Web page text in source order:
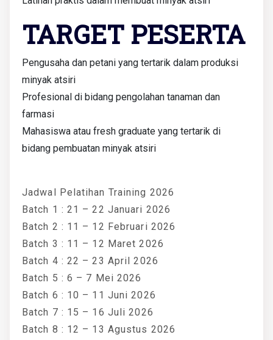
TARGET PESERTA
Pengusaha dan petani yang tertarik dalam produksi
minyak atsiri
Profesional di bidang pengolahan tanaman dan
farmasi
Mahasiswa atau fresh graduate yang tertarik di
bidang pembuatan minyak atsiri
Jadwal Pelatihan Training 2026
Batch 1 : 21 – 22 Januari 2026
Batch 2 : 11 – 12 Februari 2026
Batch 3 : 11 – 12 Maret 2026
Batch 4 : 22 – 23 April 2026
Batch 5 : 6 – 7 Mei 2026
Batch 6 : 10 – 11 Juni 2026
Batch 7 : 15 – 16 Juli 2026
Batch 8 : 12 – 13 Agustus 2026